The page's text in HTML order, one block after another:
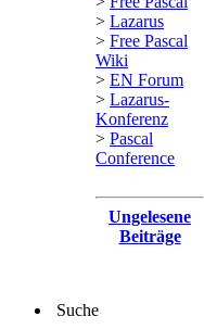
> Lazarus
> Free Pascal
Wiki
> EN Forum
> Lazarus-
Konferenz
> Pascal
Conference
Ungelesene
Beiträge
Suche